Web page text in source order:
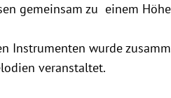
gemeinsam zu einem
Instrumenten wurde
veranstaltet.